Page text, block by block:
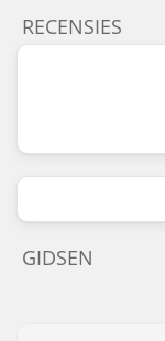
RECENSIES
GIDSEN